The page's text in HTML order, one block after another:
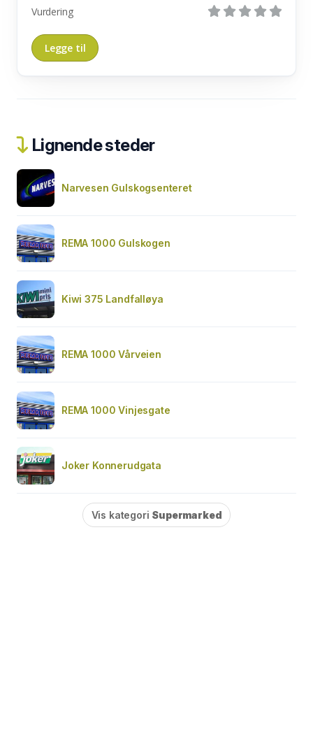
Vurdering
Lignende steder
Narvesen Gulskogsenteret
REMA 1000 Gulskogen
Kiwi 375 Landfalløya
REMA 1000 Vårveien
REMA 1000 Vinjesgate
Joker Konnerudgata
Vis kategori Supermarked